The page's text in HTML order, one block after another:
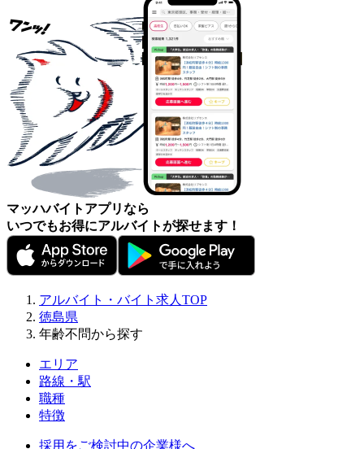
マッハバイトアプリなら
いつでもお得にアルバイトが探せます！
アルバイト・バイト求人TOP
徳島県
年齢不問から探す
エリア
路線・駅
職種
特徴
採用をご検討中の企業様へ